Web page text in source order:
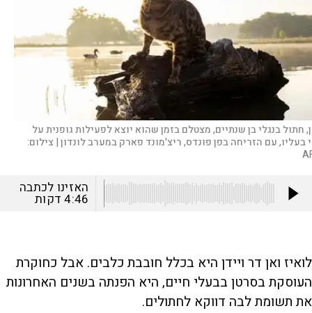
חתול בנגלי בן שנתיים, מצטלם בזמן שהוא יוצא לפעילות גופנית על
בעליו, עם הזריחה בפן פונדס, ריצ'מונד פארק במערב לונדון | צילום:
האזינו לכתבה
4:46דקות
לואיז ואן דר ויידן היא בכלל חובבת כלבים. אבל כחוקרת
העוסקת בסרטן בבעלי חיים, היא הפנתה בשנים האחרונות
את תשומת לבה דווקא לחתולים.